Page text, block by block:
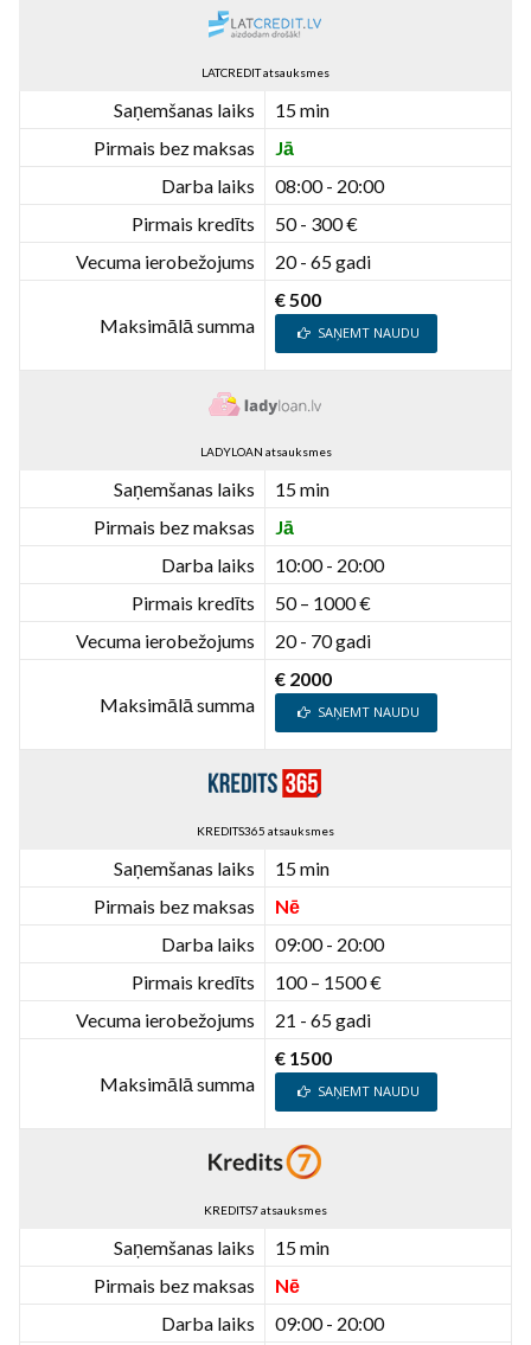
LATCREDIT atsauksmes
Saņemšanas laiks
15 min
Pirmais bez maksas
Jā
Darba laiks
08:00 - 20:00
Pirmais kredīts
50 - 300 €
Vecuma ierobežojums
20 - 65 gadi
Maksimālā summa
€ 500
SAŅEMT NAUDU
LADYLOAN atsauksmes
Saņemšanas laiks
15 min
Pirmais bez maksas
Jā
Darba laiks
10:00 - 20:00
Pirmais kredīts
50 – 1000 €
Vecuma ierobežojums
20 - 70 gadi
Maksimālā summa
€ 2000
SAŅEMT NAUDU
KREDITS365 atsauksmes
Saņemšanas laiks
15 min
Pirmais bez maksas
Nē
Darba laiks
09:00 - 20:00
Pirmais kredīts
100 – 1500 €
Vecuma ierobežojums
21 - 65 gadi
Maksimālā summa
€ 1500
SAŅEMT NAUDU
KREDITS7 atsauksmes
Saņemšanas laiks
15 min
Pirmais bez maksas
Nē
Darba laiks
09:00 - 20:00